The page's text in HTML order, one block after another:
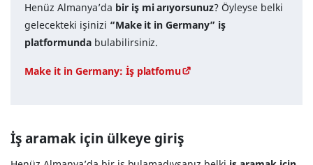
Henüz Almanya’da bir iş mi arıyorsunuz? Öyleyse belki
gelecekteki işinizi “Make it in Germany” iş
platformundabulabilirsiniz.
Make it in Germany: İş platfomu
İş aramak için ülkeye giriş